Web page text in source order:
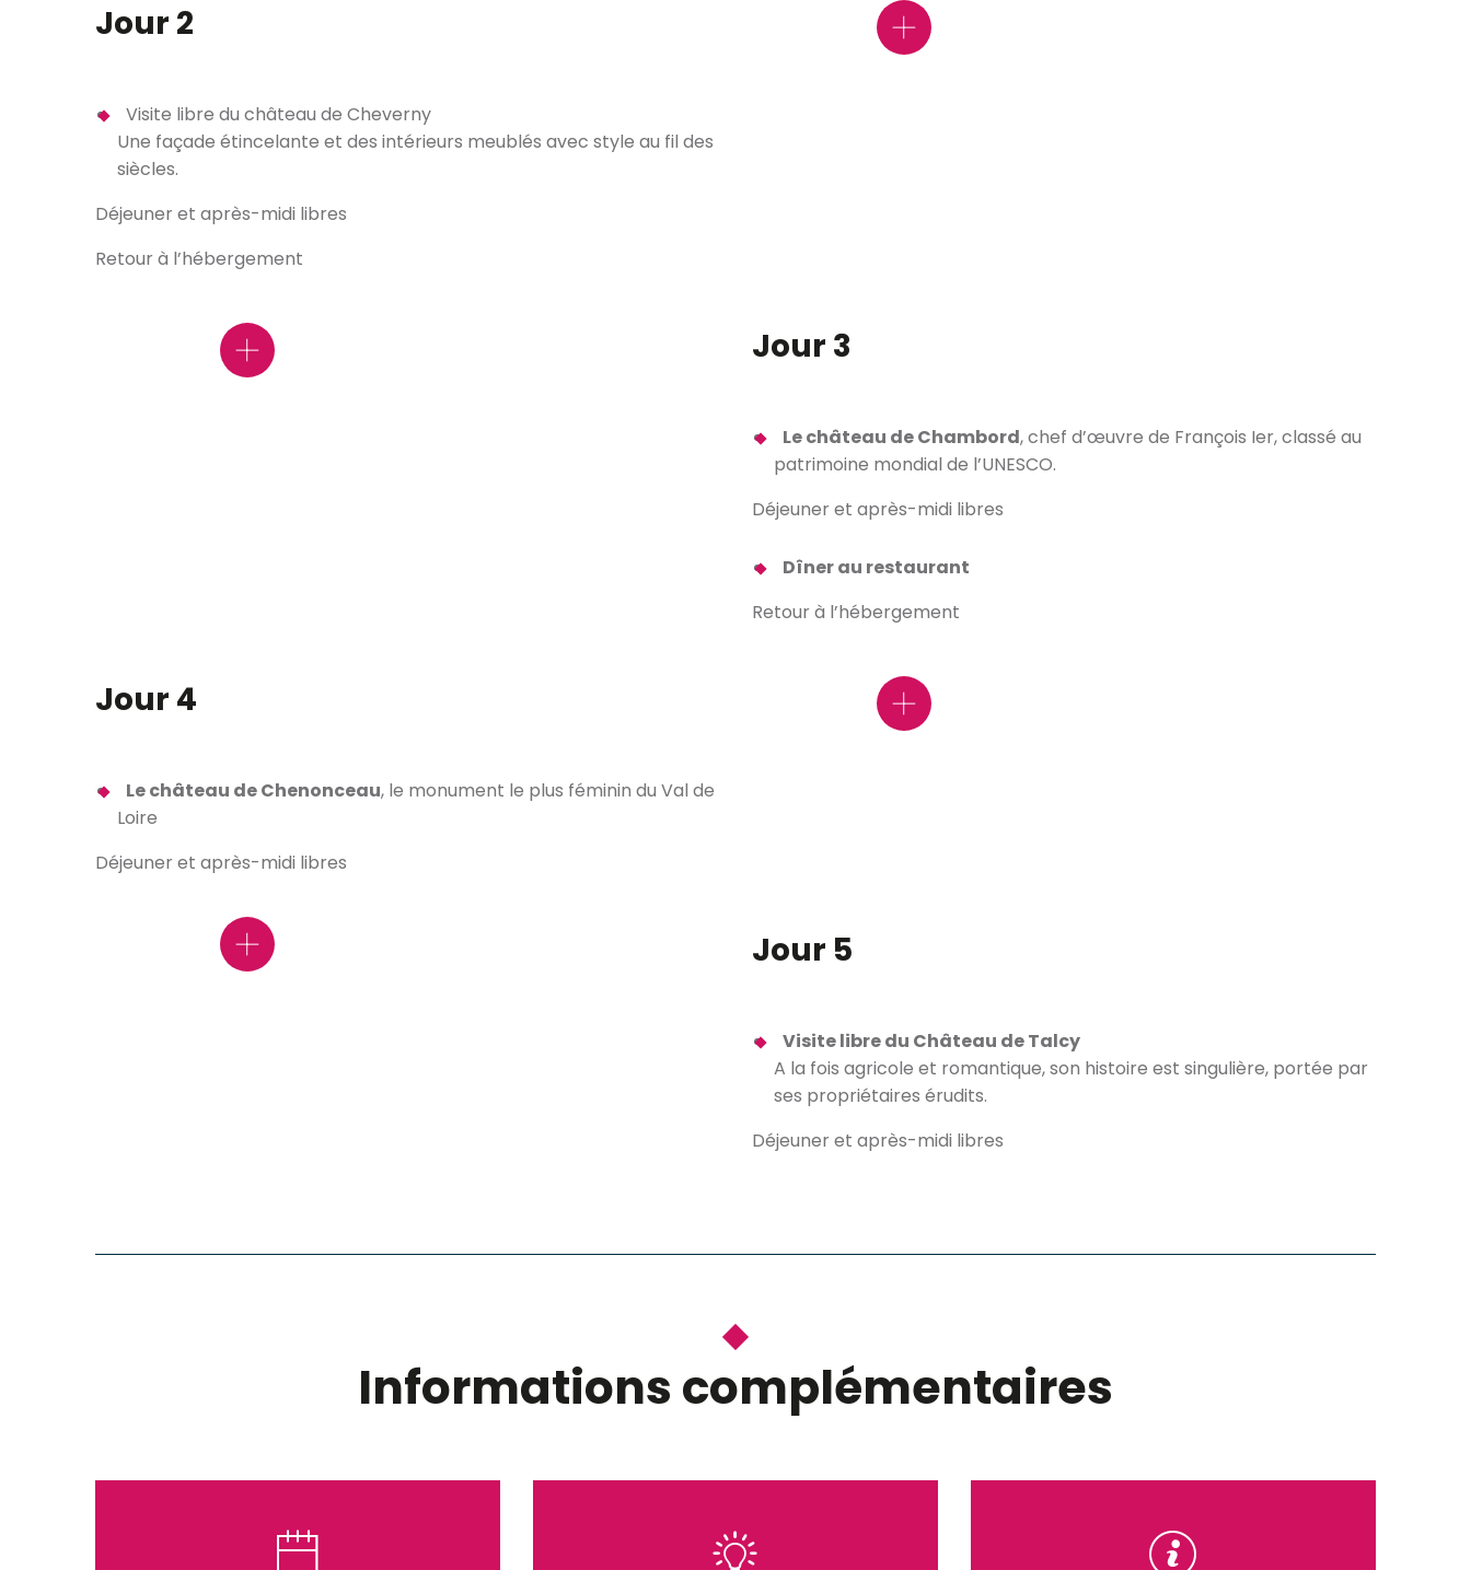
Jour 2
Visite libre du château de Cheverny
Une façade étincelante et des intérieurs meublés avec style au fil des
siècles.
Déjeuner et après-midi libres
Retour à l’hébergement
Jour 3
Le château de Chambord, chef d’œuvre de François Ier, classé au
patrimoine mondial de l’UNESCO.
Déjeuner et après-midi libres
Dîner au restaurant
Retour à l’hébergement
Jour 4
Le château de Chenonceau, le monument le plus féminin du Val de
Loire
Déjeuner et après-midi libres
Jour 5
Visite libre du Château de Talcy
A la fois agricole et romantique, son histoire est singulière, portée par
ses propriétaires érudits.
Déjeuner et après-midi libres
Informations complémentaires